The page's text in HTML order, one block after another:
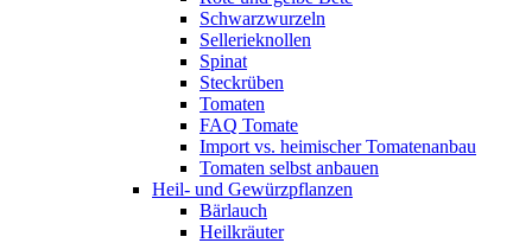
Schwarzwurzeln
Sellerieknollen
Spinat
Steckrüben
Tomaten
FAQ Tomate
Import vs. heimischer Tomatenanbau
Tomaten selbst anbauen
Heil- und Gewürzpflanzen
Bärlauch
Heilkräuter